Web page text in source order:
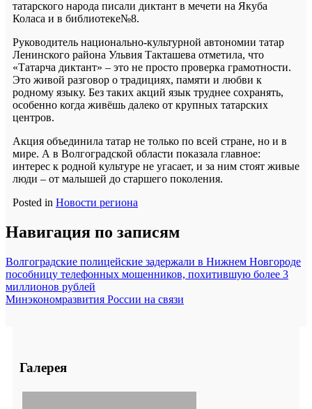
татарского народа писали диктант в мечети на Якуба
Коласа и в библиотеке№8.
Руководитель национально-культурной автономии татар
Ленинского района Ульвия Такташева отметила, что
«Татарча диктант» – это не просто проверка грамотности.
Это живой разговор о традициях, памяти и любви к
родному языку. Без таких акций язык труднее сохранять,
особенно когда живёшь далеко от крупных татарских
центров.
Акция объединила татар не только по всей стране, но и в
мире. А в Волгоградской области показала главное:
интерес к родной культуре не угасает, и за ним стоят живые
люди – от малышей до старшего поколения.
Posted in Новости региона
Навигация по записям
Волгоградские полицейские задержали в Нижнем Новгороде
пособницу телефонных мошенников, похитившую более 3
миллионов рублей
Минэкономразвития России на связи
Галерея